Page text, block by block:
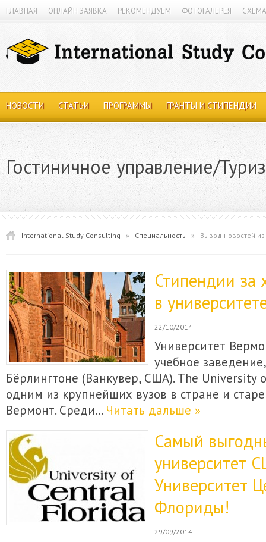
ГЛАВНАЯ ОНЛАЙН ЗАЯВКА РЕКОМЕНДУЕМ ФОТОГАЛЕРЕЯ
НОВОСТИ СТАТЬИ ПРОГРАММЫ ГРАНТЫ И СТИПЕНДИИ
Гостиничное управление/
International Study Consulting » Специальность » Вывод новостей
Стипендии за
в
22/10/2014
Университет
учебное
Бёрлингтоне (Ванкувер, США). The University
одним из крупнейших вузов в стране и
Вермонт. Среди… Читать дальше »
Самый
университет
Университет
Флориды!
29/09/2014